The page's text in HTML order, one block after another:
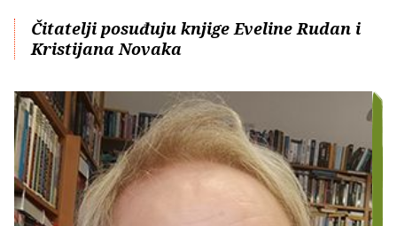
Čitatelji posuđuju knjige Eveline Rudan i
Kristijana Novaka